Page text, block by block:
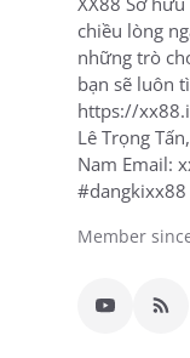
chiều lòng
những trò
bạn sẽ luôn
https://
Lê Trọng
Nam Email:
Member